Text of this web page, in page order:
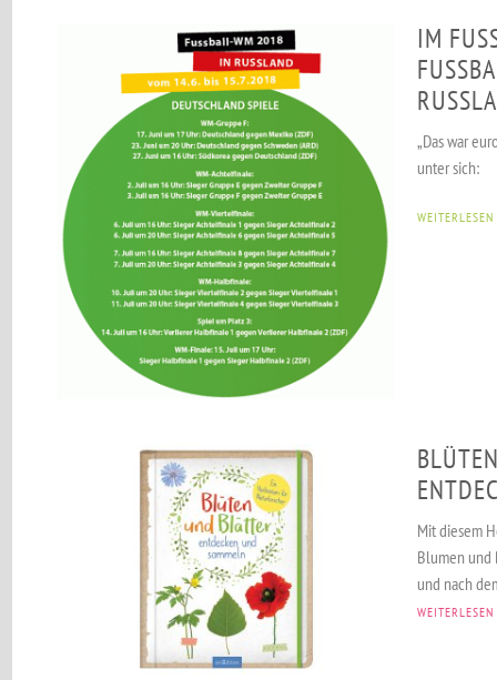
IM
SSLAND
„Das war
unter sich:
WEITERLESEN
Mit diesem
Blumen und
und nach
WEITERLESEN